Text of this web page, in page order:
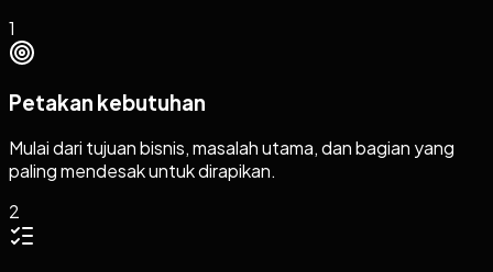
1
Petakan kebutuhan
Mulai dari tujuan bisnis, masalah utama, dan bagian yang
paling mendesak untuk dirapikan.
2